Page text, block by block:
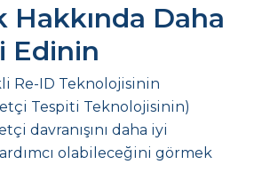
Hakkında Daha
Edinin
Re-ID Teknolojisinin
Tespiti Teknolojisinin)
davranışını daha iyi
olabileceğini görmek